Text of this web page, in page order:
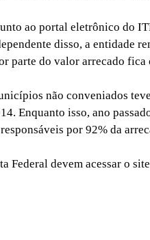
ao portal eletrônico do
disso, a entidade
parte do valor arrecado fica
não conveniados teve
Enquanto isso, ano
por 92% da
Federal devem acessar o